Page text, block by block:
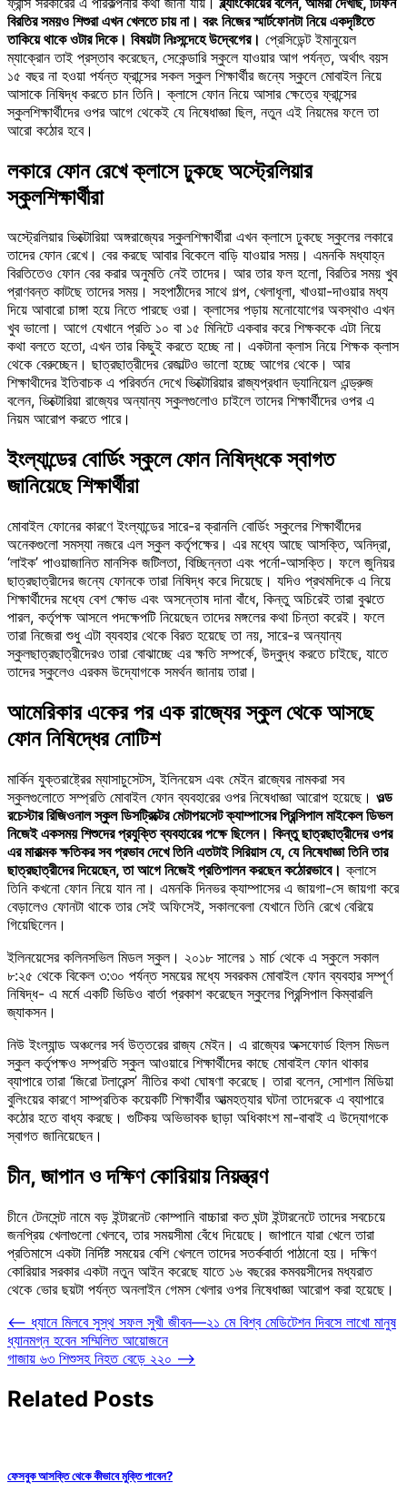
বিরতির সময়ও শিশুরা এখন খেলতে চায় না। বরং নিজের স্মার্টফোনটা নিয়ে একদৃষ্টিতে
তাকিয়ে থাকে ওটার দিকে। বিষয়টা নিঃসন্দেহে উদ্বেগের। প্রেসিডেন্ট ইমানুয়েল
ম্যাক্রোন তাই প্রস্তাব করেছেন, সেকেন্ডারি স্কুলে যাওয়ার আগ পর্যন্ত, অর্থাৎ বয়স
১৫ বছর না হওয়া পর্যন্ত ফ্রান্সের সকল স্কুল শিক্ষার্থীর জন্যে স্কুলে মোবাইল নিয়ে
আসাকে নিষিদ্ধ করতে চান তিনি। ক্লাসে ফোন নিয়ে আসার ক্ষেত্রে ফ্রান্সের
স্কুলশিক্ষার্থীদের ওপর আগে থেকেই যে নিষেধাজ্ঞা ছিল, নতুন এই নিয়মের ফলে তা
আরো কঠোর হবে।
লকারে ফোন রেখে ক্লাসে ঢুকছে অস্ট্রেলিয়ার
স্কুলশিক্ষার্থীরা
অস্ট্রেলিয়ার ভিক্টোরিয়া অঙ্গরাজ্যের স্কুলশিক্ষার্থীরা এখন ক্লাসে ঢুকছে স্কুলের লকারে
তাদের ফোন রেখে। বের করছে আবার বিকেলে বাড়ি যাওয়ার সময়। এমনকি মধ্যাহ্ন
বিরতিতেও ফোন বের করার অনুমতি নেই তাদের। আর তার ফল হলো, বিরতির সময় খুব
প্রাণবন্ত কাটছে তাদের সময়। সহপাঠীদের সাথে গল্প, খেলাধূলা, খাওয়া-দাওয়ার মধ্য
দিয়ে আবারো চাঙ্গা হয়ে নিতে পারছে ওরা। ক্লাসের পড়ায় মনোযোগের অবস্থাও এখন
খুব ভালো। আগে যেখানে প্রতি ১০ বা ১৫ মিনিটে একবার করে শিক্ষককে এটা নিয়ে
কথা বলতে হতো, এখন তার কিছুই করতে হচ্ছে না। একটানা ক্লাস নিয়ে শিক্ষক ক্লাস
থেকে বেরুচ্ছেন। ছাত্রছাত্রীদের রেজাল্টও ভালো হচ্ছে আগের থেকে। আর
শিক্ষাথীদের ইতিবাচক এ পরিবর্তন দেখে ভিক্টোরিয়ার রাজ্যপ্রধান ড্যানিয়েল এন্ড্রুজ
বলেন, ভিক্টোরিয়া রাজ্যের অন্যান্য স্কুলগুলোও চাইলে তাদের শিক্ষার্থীদের ওপর এ
নিয়ম আরোপ করতে পারে।
ইংল্যান্ডের বোর্ডিং স্কুলে ফোন নিষিদ্ধকে স্বাগত
জানিয়েছে শিক্ষার্থীরা
মোবাইল ফোনের কারণে ইংল্যান্ডের সারে-র ক্রানলি বোর্ডিং স্কুলের শিক্ষার্থীদের
অনেকগুলো সমস্যা নজরে এল স্কুল কর্তৃপক্ষের। এর মধ্যে আছে আসক্তি, অনিদ্রা,
‘লাইক’ পাওয়াজানিত মানসিক জটিলতা, বিচ্ছিন্নতা এবং পর্নো-আসক্তি। ফলে জুনিয়র
ছাত্রছাত্রীদের জন্যে ফোনকে তারা নিষিদ্ধ করে দিয়েছে। যদিও প্রথমদিকে এ নিয়ে
শিক্ষার্থীদের মধ্যে বেশ ক্ষোভ এবং অসন্তোষ দানা বাঁধে, কিন্তু অচিরেই তারা বুঝতে
পারল, কর্তৃপক্ষ আসলে পদক্ষেপটি নিয়েছেন তাদের মঙ্গলের কথা চিন্তা করেই। ফলে
তারা নিজেরা শুধু এটা ব্যবহার থেকে বিরত হয়েছে তা নয়, সারে-র অন্যান্য
স্কুলছাত্রছাত্রীদেরও তারা বোঝাচ্ছে এর ক্ষতি সম্পর্কে, উদ্বুদ্ধ করতে চাইছে, যাতে
তাদের স্কুলেও এরকম উদ্যোগকে সমর্থন জানায় তারা।
আমেরিকার একের পর এক রাজ্যের স্কুল থেকে আসছে
ফোন নিষিদ্ধের নোটিশ
মার্কিন যুক্তরাষ্ট্রের ম্যাসাচুসেটস, ইলিনয়েস এবং মেইন রাজ্যের নামকরা সব
স্কুলগুলোতে সম্প্রতি মোবাইল ফোন ব্যবহারের ওপর নিষেধাজ্ঞা আরোপ হয়েছে। ওল্ড
রচেস্টার রিজিওনাল স্কুল ডিসট্রিক্টের মেটাপয়সেট ক্যাম্পাসের প্রিন্সিপাল মাইকেল ডিভল
নিজেই একসময় শিশুদের প্রযুক্তি ব্যবহারের পক্ষে ছিলেন। কিন্তু ছাত্রছাত্রীদের ওপর
এর মারাত্মক ক্ষতিকর সব প্রভাব দেখে তিনি এতটাই সিরিয়াস যে, যে নিষেধাজ্ঞা তিনি তার
ছাত্রছাত্রীদের দিয়েছেন, তা আগে নিজেই প্রতিপালন করছেন কঠোরভাবে। ক্লাসে
তিনি কখনো ফোন নিয়ে যান না। এমনকি দিনভর ক্যাম্পাসের এ জায়গা-সে জায়গা করে
বেড়ালেও ফোনটা থাকে তার সেই অফিসেই, সকালবেলা যেখানে তিনি রেখে বেরিয়ে
গিয়েছিলেন।
ইলিনয়েসের কলিনসভিল মিডল স্কুল। ২০১৮ সালের ১ মার্চ থেকে এ স্কুলে সকাল
৮:২৫ থেকে বিকেল ৩:৩০ পর্যন্ত সময়ের মধ্যে সবরকম মোবাইল ফোন ব্যবহার সম্পূর্ণ
নিষিদ্ধ- এ মর্মে একটি ভিডিও বার্তা প্রকাশ করেছেন স্কুলের প্রিন্সিপাল কিম্বারলি
জ্যাকসন।
নিউ ইংল্যান্ড অঞ্চলের সর্ব উত্তরের রাজ্য মেইন। এ রাজ্যের অক্সফোর্ড হিলস মিডল
স্কুল কর্তৃপক্ষও সম্প্রতি স্কুল আওয়ারে শিক্ষার্থীদের কাছে মোবাইল ফোন থাকার
ব্যাপারে তারা ‘জিরো টলারেন্স’ নীতির কথা ঘোষণা করেছে। তারা বলেন, সোশাল মিডিয়া
বুলিংয়ের কারণে সাম্প্রতিক কয়েকটি শিক্ষার্থীর আত্মহত্যার ঘটনা তাদেরকে এ ব্যাপারে
কঠোর হতে বাধ্য করছে। গুটিকয় অভিভাবক ছাড়া অধিকাংশ মা-বাবাই এ উদ্যোগকে
স্বাগত জানিয়েছেন।
চীন, জাপান ও দক্ষিণ কোরিয়ায় নিয়ন্ত্রণ
চীনে টেনসেন্ট নামে বড় ইন্টারনেট কোম্পানি বাচ্চারা কত ঘন্টা ইন্টারনেটে তাদের সবচেয়ে
জনপ্রিয় খেলাগুলো খেলবে, তার সময়সীমা বেঁধে দিয়েছে। জাপানে যারা খেলে তারা
প্রতিমাসে একটা নির্দিষ্ট সময়ের বেশি খেললে তাদের সতর্কবার্তা পাঠানো হয়। দক্ষিণ
কোরিয়ার সরকার একটা নতুন আইন করেছে যাতে ১৬ বছরের কমবয়সীদের মধ্যরাত
থেকে ভোর ছয়টা পর্যন্ত অনলাইন গেমস খেলার ওপর নিষেধাজ্ঞা আরোপ করা হয়েছে।
Post
navigation
⟵ ধ্যানে মিলবে সুস্থ সফল সুখী জীবন—২১ মে বিশ্ব মেডিটেশন দিবসে লাখো মানুষ
ধ্যানমগ্ন হবেন সম্মিলিত আয়োজনে
গাজায় ৬৩ শিশুসহ নিহত বেড়ে ২২০ ⟶
Related Posts
ফেসবুক আসক্তি থেকে কীভাবে মুক্তি পাবেন?